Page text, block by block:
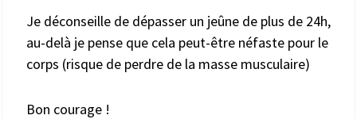
Je déconseille de dépasser un jeûne de plus de 24h,
au-delà je pense que cela peut-être néfaste pour le
corps (risque de perdre de la masse musculaire)
Bon courage !